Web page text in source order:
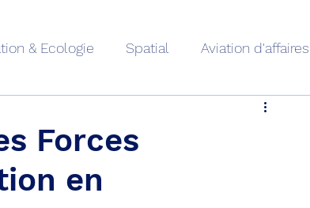
& Ecologie Spatial Aviation d'affaires
Art & Aviation
expérimental
Forces
en